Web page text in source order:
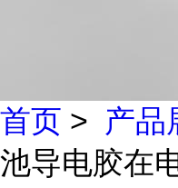
首页 > 产品
池导电胶在